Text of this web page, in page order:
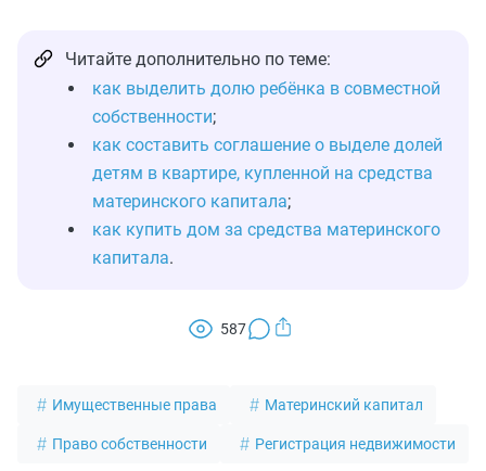
Читайте дополнительно по теме:
как выделить долю ребёнка в совместной
собственности;
как составить соглашение о выделе долей
детям в квартире, купленной на средства
материнского капитала;
как купить дом за средства материнского
капитала.
587
Имущественные права Материнский капитал
Право собственности Регистрация недвижимости